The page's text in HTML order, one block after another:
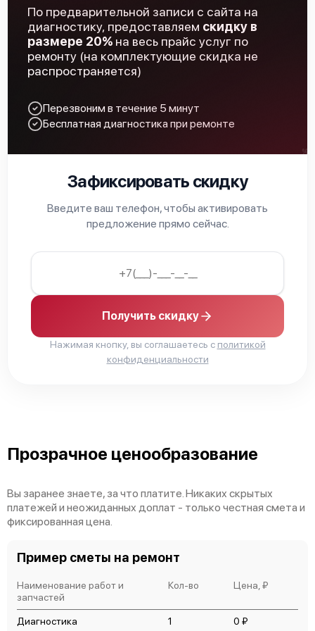
Ремонт разъема
Замена ключей управления
Замена микросхемы логики
Замена шим контроллера
Восстановление после попадания влаги
Ремонт платы управления (восстановление)
Замена объективов с улучшением
Замена дисплея (экрана) 750 р
Ремонт капиллярной трубки
По предварительной записи с сайта на
диагностику, предоставляем скидку в
размере 20% на весь прайс услуг по
ремонту (на комплектующие скидка не
распространяется)
Перезвоним в течение 5 минут
Бесплатная диагностика при ремонте
Зафиксировать скидку
Введите ваш телефон, чтобы активировать
предложение прямо сейчас.
Получить скидку
Нажимая кнопку, вы соглашаетесь с политикой
конфиденциальности
Прозрачное ценообразование
Вы заранее знаете, за что платите. Никаких скрытых
платежей и неожиданных доплат - только честная смета и
фиксированная цена.
Пример сметы на ремонт
Наименование работ и
запчастей
Кол-во Цена, ₽
Диагностика 1 0 ₽